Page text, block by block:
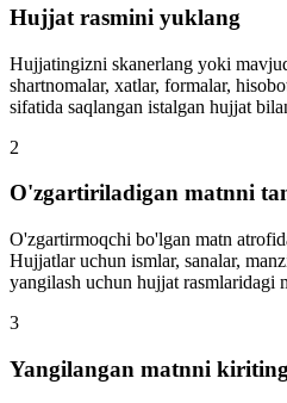
Hujjat rasmini yuklang
Hujjatingizni skanerlang yoki
shartnomalar, xatlar, formalar,
sifatida saqlangan istalgan hujjat
2
O'zgartiriladigan matnni
O'zgartirmoqchi bo'lgan matn
Hujjatlar uchun ismlar, sanalar,
yangilash uchun hujjat rasmlaridagi
3
Yangilangan matnni kiriting